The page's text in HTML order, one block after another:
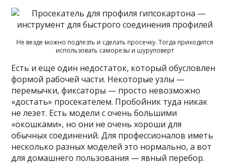
Не везде можно подлезть и сделать просечку. Тогда приходится
использовать саморезы и шуруповерт
Есть и еще один недостаток, который обусловлен
формой рабочей части. Некоторые узлы —
перемычки, фиксаторы — просто невозможно
«достать» просекателем. Пробойник туда никак
не лезет. Есть модели с очень большими
«окошками», но они не очень хороши для
обычных соединений. Для профессионалов иметь
несколько разных моделей это нормально, а вот
для домашнего пользования — явный перебор.